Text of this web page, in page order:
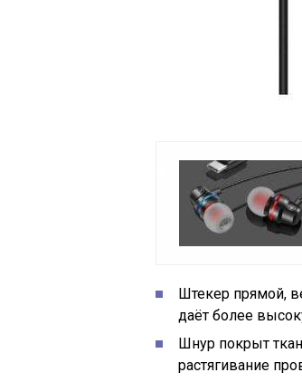
Штекер прямой,
даёт более
Шнур покрыт
растягивание